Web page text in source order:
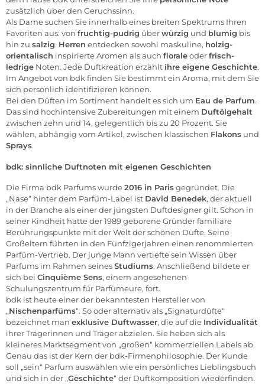
zusätzlich über den Geruchssinn.
Als Dame suchen Sie innerhalb eines breiten Spektrums Ihren
Favoriten aus: von fruchtig-pudrig überwürzig und blumig bis
hin zu salzig. Herren entdecken sowohl maskuline, holzig-
orientalisch inspirierte Aromen als auch floraleoderfrisch-
ledrige Noten. Jede Duftkreation erzählt ihre eigene Geschichte.
Im Angebot von bdk finden Sie bestimmt ein Aroma, mit dem Sie
sich persönlich identifizieren können.
Bei den Düften im Sortiment handelt es sich um Eau de Parfum.
Das sind hochintensive Zubereitungen mit einem Duftölgehalt
zwischen zehn und 14, gelegentlich bis zu 20 Prozent. Sie
wählen, abhängig vom Artikel, zwischen klassischen Flakons und
Sprays.
bdk: sinnliche Duftnoten mit eigenen Geschichten
Die Firma bdk Parfums wurde2016 in Parisgegründet. Die
„Nase“ hinter dem Parfüm-Label ist David Benedek, der aktuell
in der Branche als einer der jüngsten Duftdesigner gilt. Schon in
seiner Kindheit hatte der 1989 geborene Gründer familiäre
Berührungspunkte mit der Welt der schönen Düfte. Seine
Großeltern führten in den Fünfzigerjahren einen renommierten
Parfüm-Vertrieb. Der junge Mann vertiefte sein Wissen über
Parfums im Rahmen seinesStudiums. Anschließend bildete er
sich bei Cinquième Sens, einem angesehenen
Schulungszentrum für Parfümeure, fort.
bdk ist heute einer der bekanntesten Hersteller von
„Nischenparfüms“. So oder alternativ als „Signaturdüfte“
bezeichnet man exklusive Duftwasser, die auf die Individualität
ihrer Trägerinnen und Träger abzielen. Sie heben sich als
kleineres Marktsegment von „großen“ kommerziellen Labels ab.
Genau das ist der Kern der bdk-Firmenphilosophie. Der Kunde
soll „sein“ Parfum auswählen wie ein persönliches Lieblingsbuch
und sich in der „Geschichte“ der Duftkomposition wiederfinden.